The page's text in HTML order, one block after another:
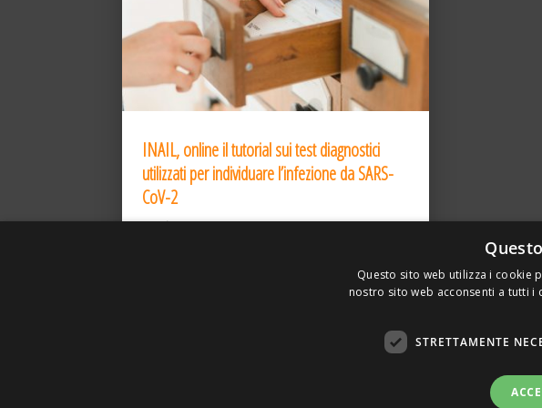
INAIL, online il tutorial sui test diagnostici
utilizzati per individuare l’infezione da SARS-
CoV-2
31 Dic 2020
ASSOCIAZIONE AMBIENTE E LAVORO – VIA PRIVATA
Questo sito web utilizza i cookie
nostro sito web acconsenti a tutti
STRETTAMENTE